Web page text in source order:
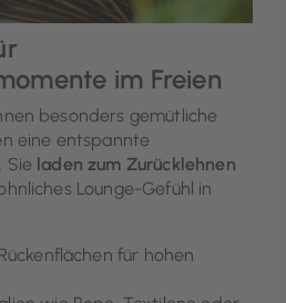
im Freien
besonders gemütliche
eine entspannte
Sie laden zum Zurücklehnen
Lounge-Gefühl in
für hohen